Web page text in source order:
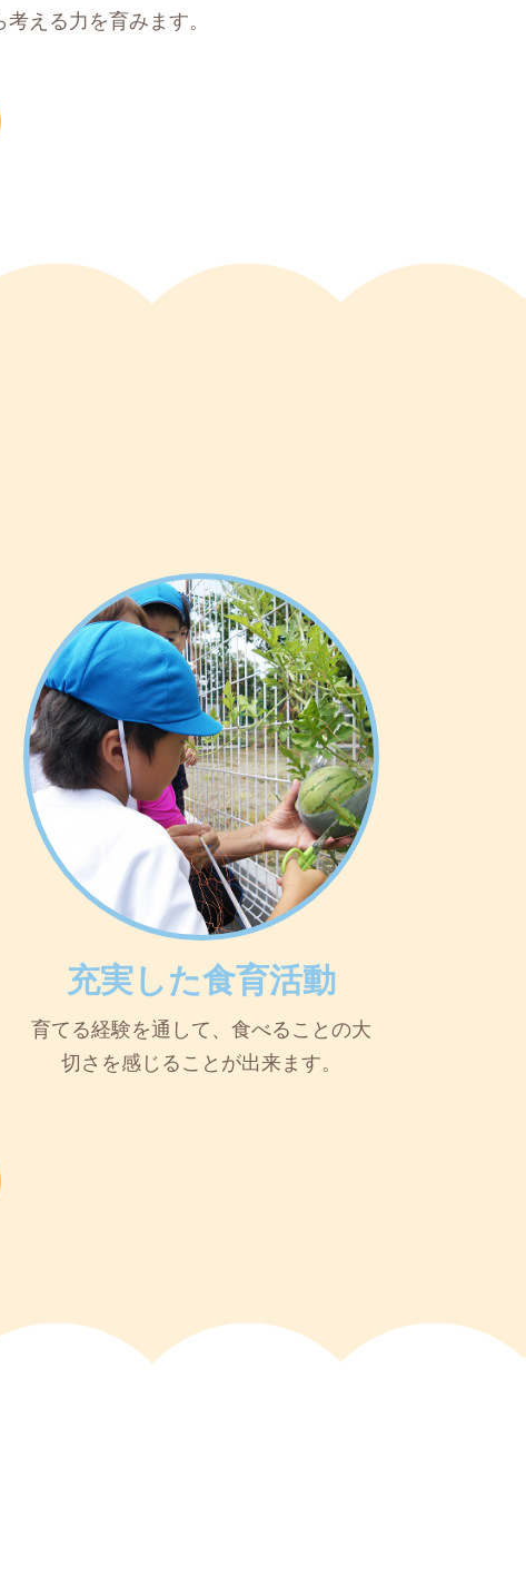
える力を育みます。
充実した食育活動
育てる経験を通して、食べることの大
切さを感じることが出来ます。